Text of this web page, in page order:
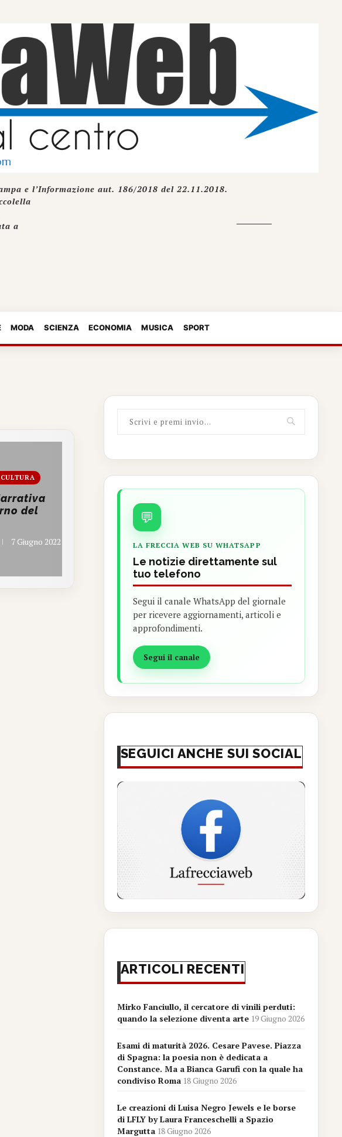
e l’Informazione aut. 186/2018 del 22.11.2018.
a
MODA SCIENZA ECONOMIA MUSICA SPORT
del
7 Giugno 2022
💬
LA FRECCIA WEB SU WHATSAPP
Le notizie direttamente sul
tuo telefono
Segui il canale WhatsApp del giornale
per ricevere aggiornamenti, articoli e
approfondimenti.
Segui il canale
SEGUICI ANCHE SUI SOCIAL
ARTICOLI RECENTI
Mirko Fanciullo, il cercatore di vinili perduti:
quando la selezione diventa arte 19 Giugno 2026
Esami di maturità 2026. Cesare Pavese. Piazza
di Spagna: la poesia non è dedicata a
Constance. Ma a Bianca Garufi con la quale ha
condiviso Roma 18 Giugno 2026
Le creazioni di Luisa Negro Jewels e le borse
di LFLY by Laura Franceschelli a Spazio
Margutta 18 Giugno 2026